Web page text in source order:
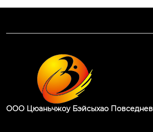
ООО Цюаньчжоу Бэйсыхао